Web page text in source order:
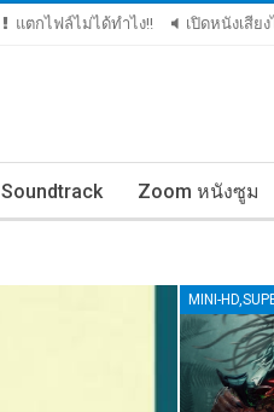
แตกไฟล์ไม่ได้ทำไง!! เปิดหนังเสีย
Soundtrack Zoom หนังซูม
MINI-